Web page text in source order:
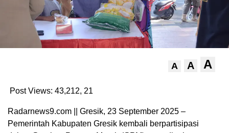
A A A
Post Views: 43,212, 21
Radarnews9.com || Gresik, 23 September 2025 –
Pemerintah Kabupaten Gresik kembali berpartisipasi